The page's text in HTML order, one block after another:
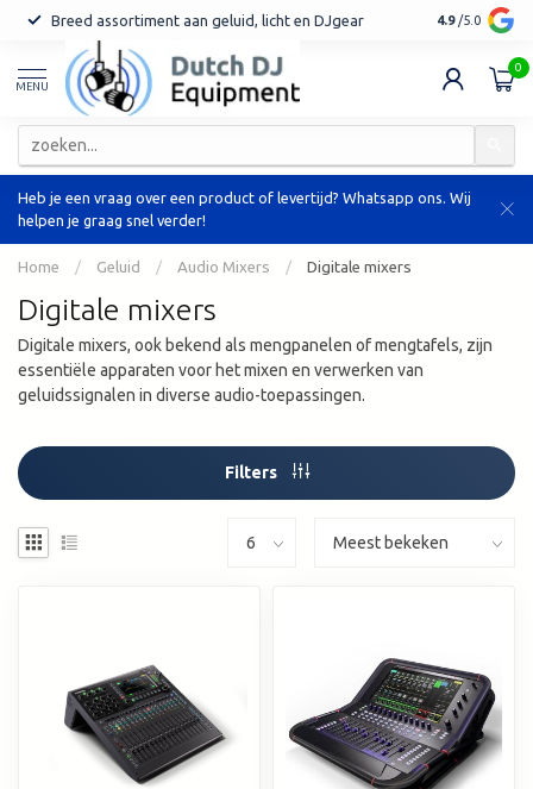
Breed assortiment aan geluid, licht en DJgear Tot 7 jaar
4.9 /5.0
MENU
0
Heb je een vraag over een product of levertijd? Whatsapp ons. Wij
helpen je graag snel verder!
Home / Geluid / Audio Mixers / Digitale mixers
Digitale mixers
Digitale mixers, ook bekend als mengpanelen of mengtafels, zijn
essentiële apparaten voor het mixen en verwerken van
geluidssignalen in diverse audio-toepassingen.
Filters